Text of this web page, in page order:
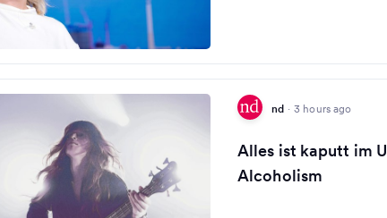
nd · 3 hours ago
Alles ist kaputt im
Alcoholism